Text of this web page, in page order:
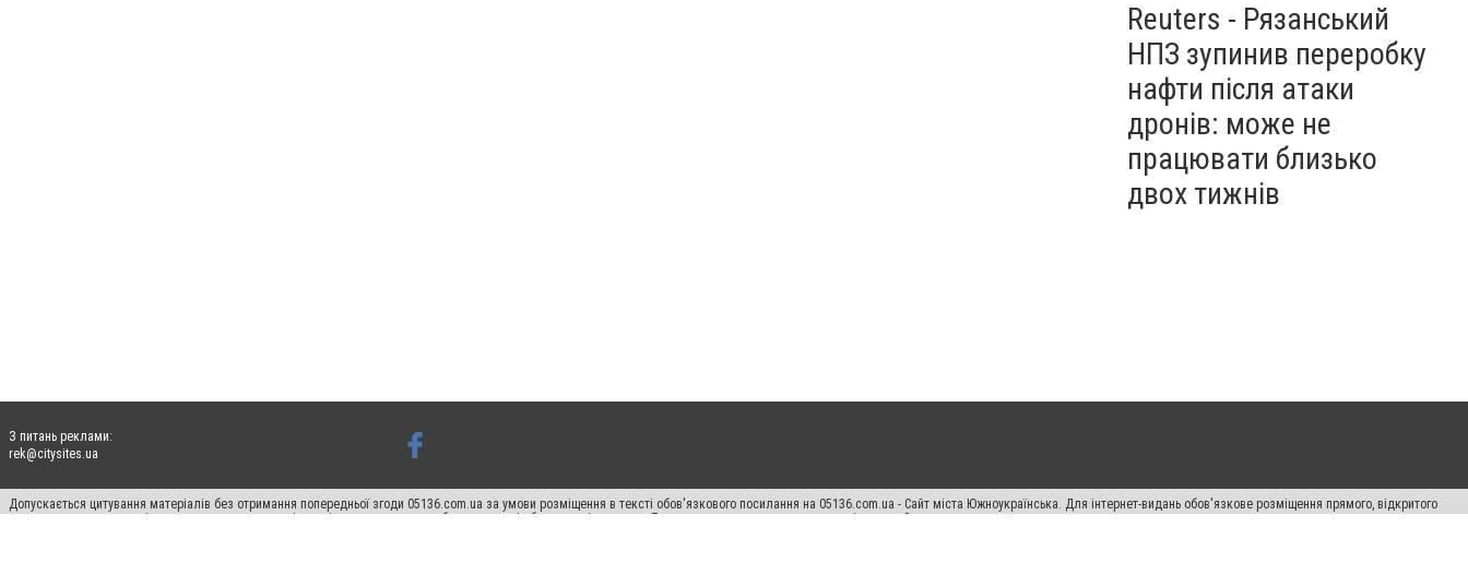
Reuters - Рязанський
НПЗ зупинив переробку
нафти після атаки
дронів: може не
працювати близько
двох тижнів
З питань реклами:
rek@citysites.ua
Допускається цитування матеріалів без отримання попередньої згоди 05136.com.ua за умови розміщення в тексті обов'язкового посилання на 05136.com.ua - Сайт міста Южноукраїнська. Для інтернет-видань обов'язкове розміщення прямого, відкритого
для пошукових систем гіперпосилання на цитовані статті не нижче другого абзацу в тексті або в якості джерела. Порушення виняткових прав переслідується Законом.